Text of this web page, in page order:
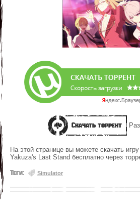
Скачать торрент
На этой странице вы можете скачать
Yakuza's Last Stand бесплатно через
Теги: Simulator